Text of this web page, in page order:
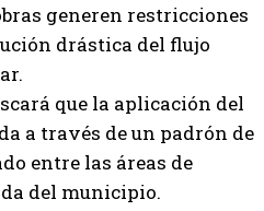
generen restricciones
drástica del flujo
que la aplicación del
a través de un padrón de
entre las áreas de
del municipio.